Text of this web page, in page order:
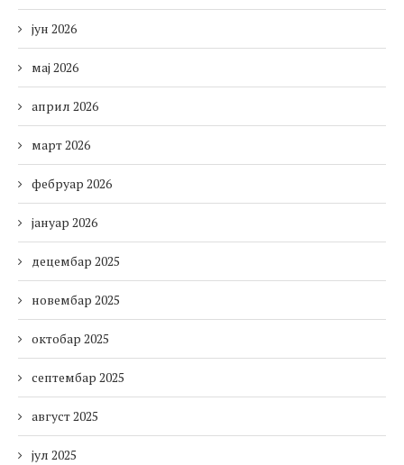
јун 2026
мај 2026
април 2026
март 2026
фебруар 2026
јануар 2026
децембар 2025
новембар 2025
октобар 2025
септембар 2025
август 2025
јул 2025